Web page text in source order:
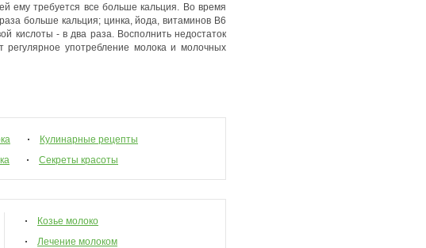
ему требуется все больше кальция. Во время
больше кальция; цинка, йода, витаминов В6
кислоты - в два раза. Восполнить недостаток
употребление молока и молочных
Кулинарные рецепты
Секреты красоты
Козье молоко
Лечение молоком